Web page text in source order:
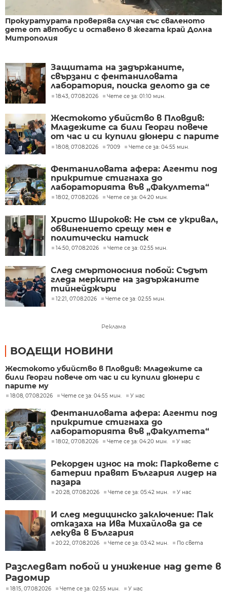
Прокуратурата проверява случая със сваленото
дете от автобус и оставено в жегата край Долна
Митрополия
Защитата на задържаните,
свързани с фентаниловата
лаборатория, поиска делото да се
гледа в София
18:43, 07.08.2026 Чете се за: 01:10 мин.
Жестокото убийство в Пловдив:
Младежите са били Георги повече
от час и си купили дюнери с парите
му
18:08, 07.08.2026 7009 Чете се за: 04:55 мин.
Фентаниловата афера: Агенти под
прикритие стигнаха до
лабораторията във „Факултета“
18:02, 07.08.2026 Чете се за: 04:20 мин.
Христо Широков: Не съм се укривал,
обвинението срещу мен е
политически натиск
14:50, 07.08.2026 Чете се за: 02:55 мин.
След смъртоносния побой: Съдът
гледа мерките на задържаните
тийнейджъри
12:21, 07.08.2026 Чете се за: 02:55 мин.
Реклама
ВОДЕЩИ НОВИНИ
Жестокото убийство в Пловдив: Младежите са
били Георги повече от час и си купили дюнери с
парите му
18:08, 07.08.2026 Чете се за: 04:55 мин. У нас
Фентаниловата афера: Агенти под
прикритие стигнаха до
лабораторията във „Факултета“
18:02, 07.08.2026 Чете се за: 04:20 мин. У нас
Рекорден износ на ток: Парковете с
батерии правят България лидер на
пазара
20:28, 07.08.2026 Чете се за: 05:42 мин. У нас
И след медицинско заключение: Пак
отказаха на Ива Михайлова да се
лекува в България
20:22, 07.08.2026 Чете се за: 03:42 мин. По света
Разследват побой и унижение над дете в
Радомир
18:15, 07.08.2026 Чете се за: 02:55 мин. У нас